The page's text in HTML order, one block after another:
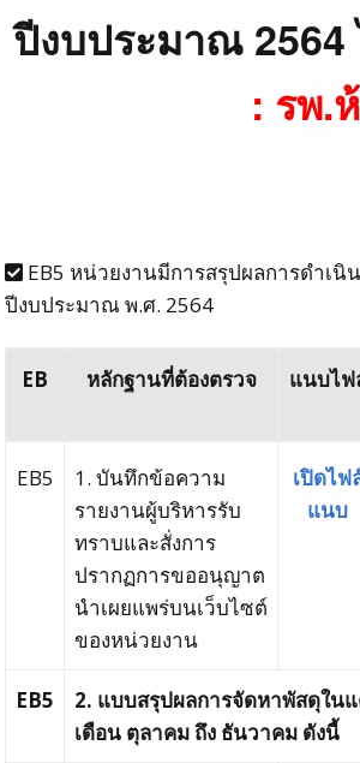
ปีงบประมาณ 2564
: รพ.
EB5 หน่วยงานมีการสรุปผลการดำเ
ปีงบประมาณ พ.ศ. 2564
EB หลักฐานที่ต้องตรวจ แนบไฟ
EB5
1. บันทึกข้อความ
รายงานผู้บริหารรับ
ทราบและสั่งการ
ปรากฏการขออนุญาต
นำเผยแพร่บนเว็บไซต์
ของหน่วยงาน
เปิดไฟ
แนบ
EB5
2. แบบสรุปผลการจัดหาพัสดุใน
เดือน ตุลาคม ถึง ธันวาคม ดังนี้